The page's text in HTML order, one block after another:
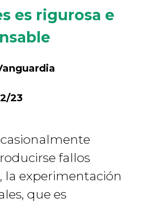
es rigurosa e
23
fallos
la experimentación
que es